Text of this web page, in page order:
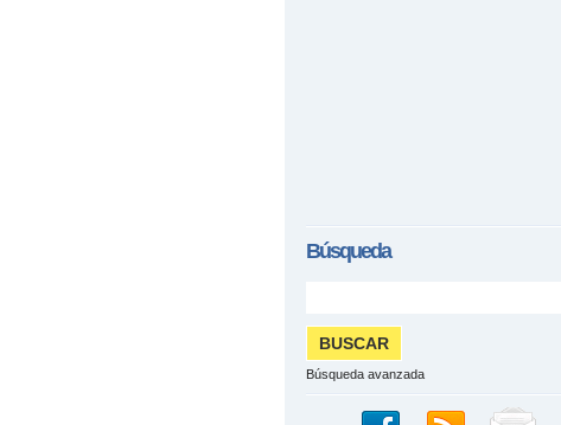
Búsqueda
Búsqueda avanzada